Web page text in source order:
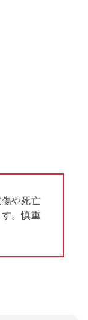
や死亡
。慎重